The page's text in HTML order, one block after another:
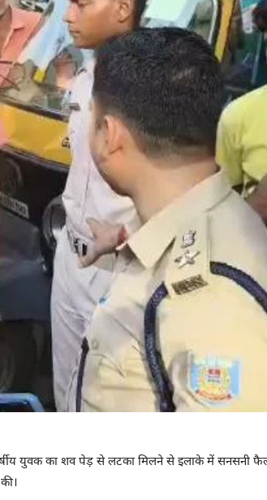
युवक का शव पेड़ से लटका मिलने से इलाके में सनसनी